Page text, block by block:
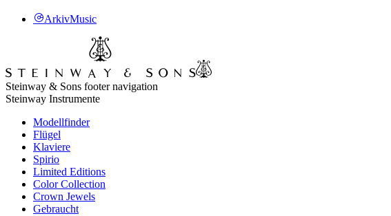
ArkivMusic
Steinway & Sons footer navigation
Steinway Instrumente
Modellfinder
Flügel
Klaviere
Spirio
Limited Editions
Color Collection
Crown Jewels
Gebraucht